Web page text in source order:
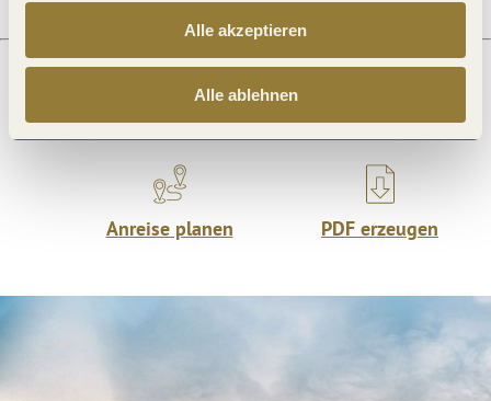
Alle akzeptieren
Alle ablehnen
Anreise planen PDF erzeugen